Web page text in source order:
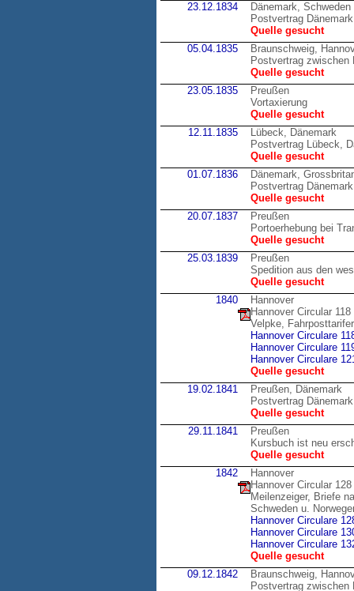
23.12.1834
Dänemark, Schweden
Postvertrag
Quelle gesucht
05.04.1835
Braunschweig,
Postvertrag zwischen
Quelle gesucht
23.05.1835
Preußen
Vortaxierung
Quelle gesucht
12.11.1835
Lübeck, Dänemark
Postvertrag Lübeck,
Quelle gesucht
01.07.1836
Dänemark,
Postvertrag
Quelle gesucht
20.07.1837
Preußen
Portoerhebung bei
Quelle gesucht
25.03.1839
Preußen
Spedition aus den
Quelle gesucht
1840
Hannover
Hannover Circular
Velpke,
Hannover Circulare
Hannover Circulare
Hannover Circulare
Quelle gesucht
19.02.1841
Preußen, Dänemark
Postvertrag
Quelle gesucht
29.11.1841
Preußen
Kursbuch ist neu
Quelle gesucht
1842
Hannover
Hannover Circular
Meilenzeiger, Briefe
Schweden u.
Hannover Circulare
Hannover Circulare
Hannover Circulare
Quelle gesucht
09.12.1842
Braunschweig,
Postvertrag zwischen